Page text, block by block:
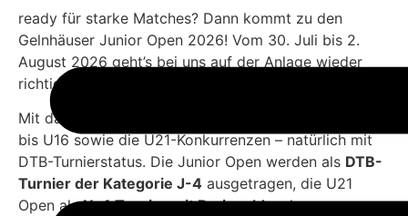
ready für starke Matches? Dann kommt zu den
Gelnhäuser Junior Open 2026! Vom 30. Juli bis 2.
August 2026 geht’s bei uns auf der Anlage wieder
richtig zur Sache.
Mit dabei: alle Jugendlichen in den Altersklassen U10
bis U16 sowie die U21-Konkurrenzen – natürlich mit
DTB-Turnierstatus. Die Junior Open werden als DTB-
Turnier der Kategorie J-4 ausgetragen, die U21
Open alsN-4 Turnier mit Preisgeld– also